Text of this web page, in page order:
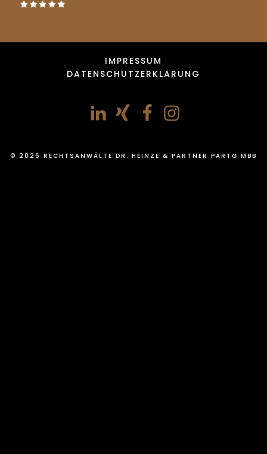
© 2026 RECHTSANWÄLTE DR. HEINZE & PARTNER PARTG MBB
IMPRESSUM
DATENSCHUTZERKLÄRUNG